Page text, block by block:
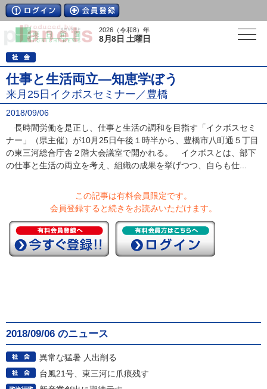
2026（令和8）年
8月8日 土曜日
仕事と生活両立―知恵学ぼう
来月25日イクボスセミナー／豊橋
2018/09/06
長時間労働を是正し、仕事と生活の調和を目指す「イクボスセミ
ナー」（県主催）が10月25日午後１時半から、豊橋市八町通５丁目
の東三河総合庁舎２階大会議室で開かれる。 イクボスとは、部下
の仕事と生活の両立を考え、組織の成果を挙げつつ、自らも仕...
この記事は有料会員限定です。
会員登録すると続きをお読みいただけます。
2018/09/06 のニュース
異常な猛暑 人出削る
台風21号、東三河に爪痕残す